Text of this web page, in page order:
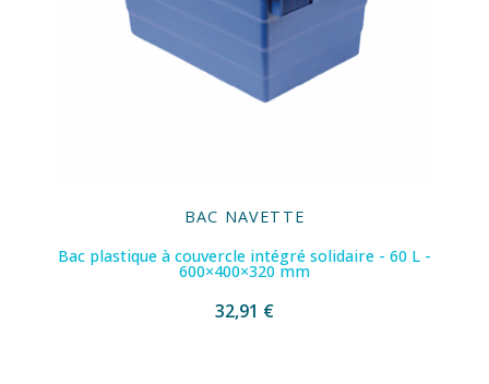
BAC NAVETTE
Bac plastique à couvercle intégré solidaire - 60 L -
600×400×320 mm
32,91 €